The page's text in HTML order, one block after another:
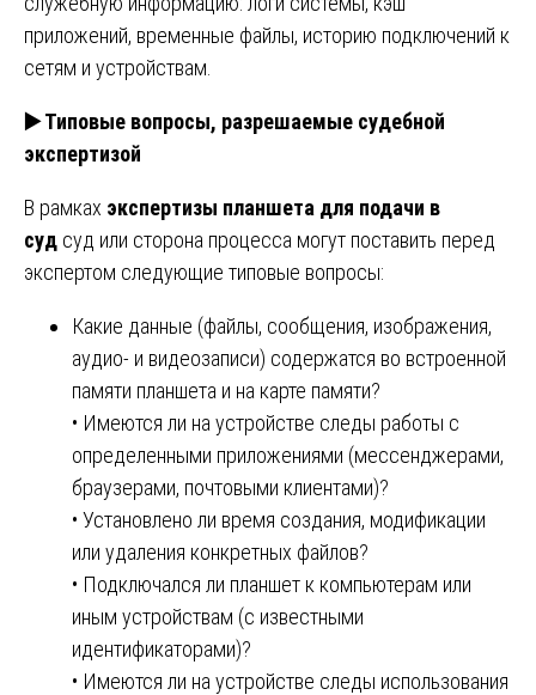
приложений, временные файлы, историю подключений к
сетям и устройствам.
▶️Типовые вопросы, разрешаемые судебной
экспертизой
В рамках экспертизы планшета для подачи в
суд суд или сторона процесса могут поставить перед
экспертом следующие типовые вопросы:
Какие данные (файлы, сообщения, изображения,
аудио- и видеозаписи) содержатся во встроенной
памяти планшета и на карте памяти?
• Имеются ли на устройстве следы работы с
определенными приложениями (мессенджерами,
браузерами, почтовыми клиентами)?
• Установлено ли время создания, модификации
или удаления конкретных файлов?
• Подключался ли планшет к компьютерам или
иным устройствам (с известными
идентификаторами)?
• Имеются ли на устройстве следы использования